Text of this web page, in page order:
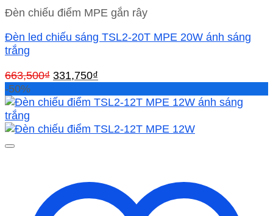
Đèn chiếu điểm MPE gắn rây
Đèn led chiếu sáng TSL2-20T MPE 20W ánh sáng
trắng
663,500₫ Giá
là:
331,750₫
tại
331,750₫.
-50%